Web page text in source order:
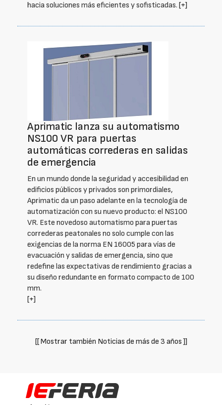
hacia soluciones más eficientes y sofisticadas. [+]
Aprimatic lanza su automatismo
NS100 VR para puertas
automáticas correderas en salidas
de emergencia
En un mundo donde la seguridad y accesibilidad en
edificios públicos y privados son primordiales,
Aprimatic da un paso adelante en la tecnología de
automatización con su nuevo producto: el NS100
VR. Este novedoso automatismo para puertas
correderas peatonales no solo cumple con las
exigencias de la norma EN 16005 para vías de
evacuación y salidas de emergencia, sino que
redefine las expectativas de rendimiento gracias a
su diseño redundante en formato compacto de 100
mm.
[+]
[[ Mostrar también Noticias de más de 3 años ]]